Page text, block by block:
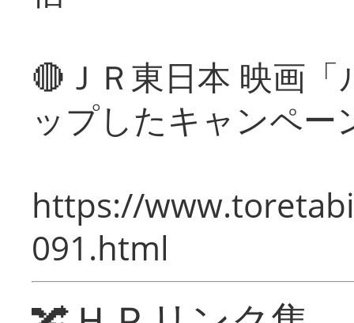
🔴ＪＲ東日本 映画
ップしたキャンペー
https://
091.html